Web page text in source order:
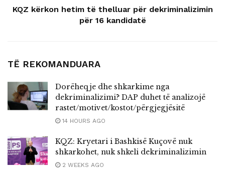
KQZ kërkon hetim të thelluar për dekriminalizimin
për 16 kandidatë
TË REKOMANDUARA
Dorëheqje dhe shkarkime nga
dekriminalizimi? DAP duhet të analizojë
rastet/motivet/kostot/përgjegjësitë
14 HOURS AGO
KQZ: Kryetari i Bashkisë Kuçovë nuk
shkarkohet, nuk shkeli dekriminalizimin
2 WEEKS AGO